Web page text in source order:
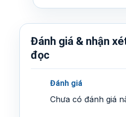
Đánh giá & nhận
đọc
Đánh giá
Chưa có đánh giá